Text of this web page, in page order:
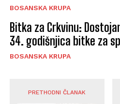
BOSANSKA KRUPA
Bitka za Crkvinu:
34. godišnjica bitke za
BOSANSKA KRUPA
PRETHODNI ČLANAK